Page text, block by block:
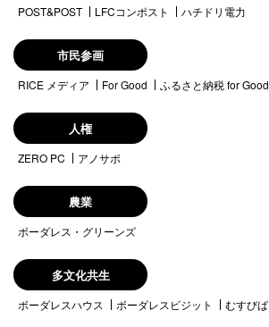
POST&POST LFCコンポスト ハチドリ電力
市民参画
RICE メディア For Good ふるさと納税 for Good
人権
ZERO PC アノサポ
農業
ボーダレス・グリーンズ
多文化共生
ボーダレスハウス ボーダレスビジット むすびば